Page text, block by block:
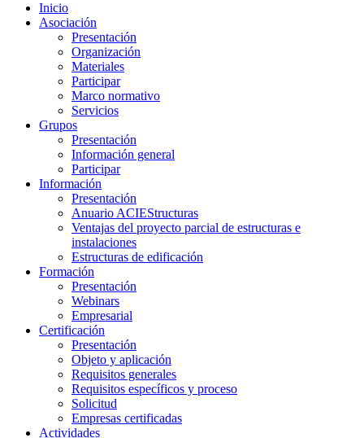
Inicio
Asociación
Presentación
Organización
Materiales
Participar
Marco normativo
Servicios
Grupos
Presentación
Información general
Participar
Información
Presentación
Anuario ACIEStructuras
Ventajas del proyecto parcial de estructuras e
instalaciones
Estructuras de edificación
Formación
Presentación
Webinars
Empresarial
Certificación
Presentación
Objeto y aplicación
Requisitos generales
Requisitos específicos y proceso
Solicitud
Empresas certificadas
Actividades